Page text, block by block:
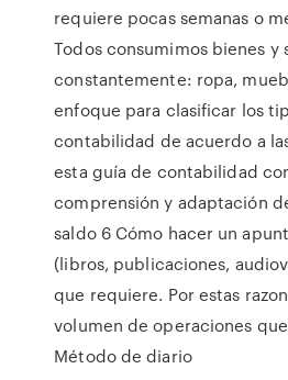
requiere pocas semanas o
Todos consumimos bienes y
constantemente: ropa,
enfoque para clasificar los
contabilidad de acuerdo a
esta guía de contabilidad
comprensión y adaptación
saldo 6 Cómo hacer un
(libros, publicaciones,
que requiere. Por estas
volumen de operaciones
Método de diario